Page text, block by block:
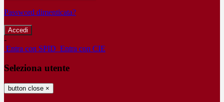
Password dimenticata?
-
Entra con SPID Entra con CIE
Seleziona utente
button close ×